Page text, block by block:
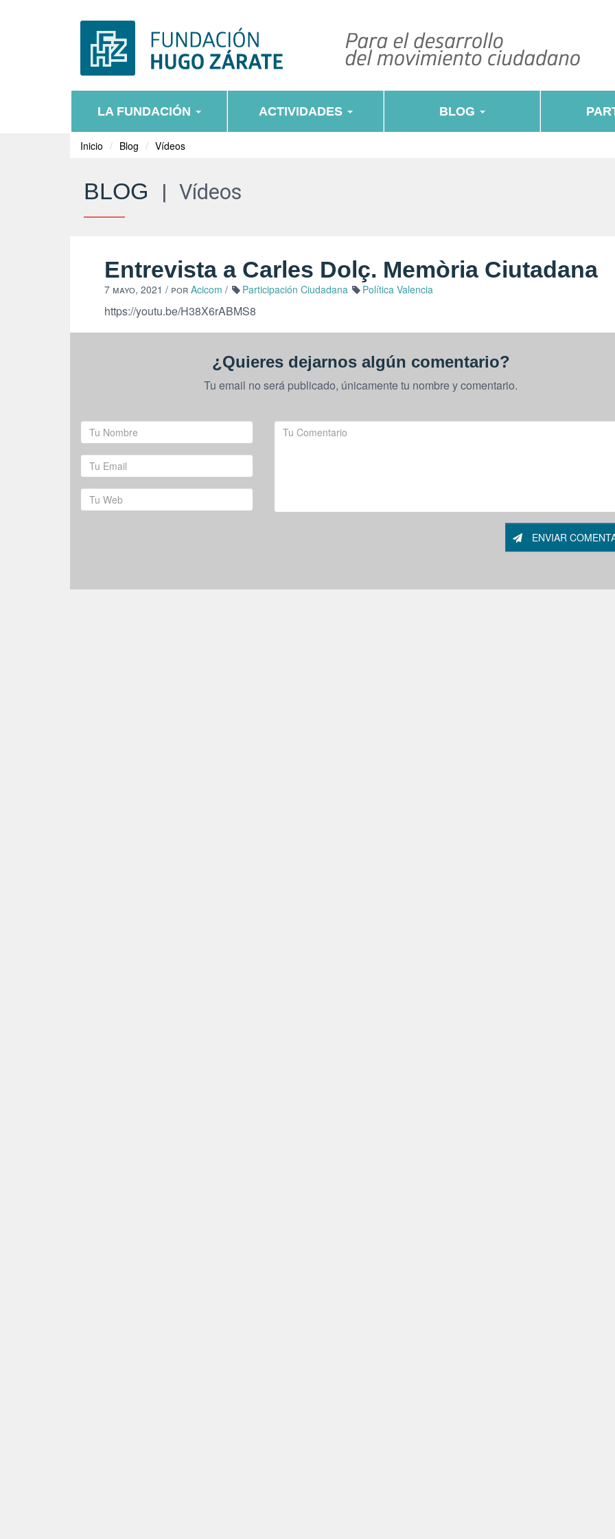
LA FUNDACIÓN ACTIVIDADES BLOG
Inicio Blog Vídeos
BLOG | Vídeos
Entrevista a Carles Dolç. Memòria Ciutadana
7 mayo, 2021 / por Acicom / Participación Ciudadana Política Valencia
https://youtu.be/H38X6rABMS8
¿Quieres dejarnos algún comentario?
Tu email no será publicado, únicamente tu nombre y comentario.
ENVIAR